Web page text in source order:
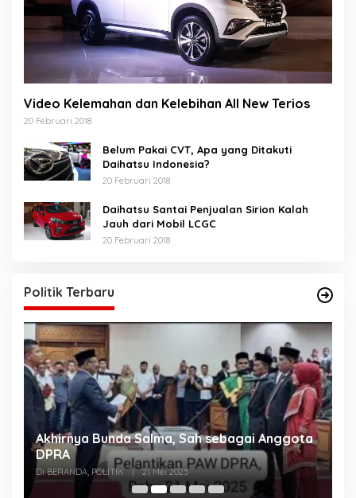
Video Kelemahan dan Kelebihan All New Terios
20 Februari 2018
Belum Pakai CVT, Apa yang Ditakuti
Daihatsu Indonesia?
20 Februari 2018
Daihatsu Santai Penjualan Sirion Kalah
Jauh dari Mobil LCGC
20 Februari 2018
Politik Terbaru
Akhirnya Bunda Salma, Sah sebagai Anggota
DPRA
Di BERANDA, POLITIK | 21 Mei 2025